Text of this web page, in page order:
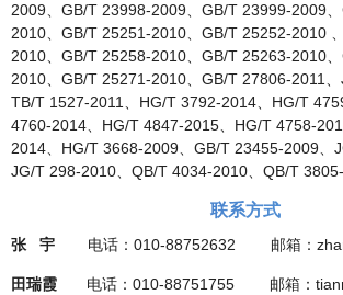
2009、GB/T 23998-2009、GB/T 23999-2009
2010、GB/T 25251-2010、GB/T 25252-2010
2010、GB/T 25258-2010、GB/T 25263-2010
2010、GB/T 25271-2010、GB/T 27806-2011、
TB/T 1527-2011、HG/T 3792-2014、HG/T
4760-2014、HG/T 4847-2015、HG/T 4758-
2014、HG/T 3668-2009、GB/T 23455-2009、
JG/T 298-2010、QB/T 4034-2010、QB/T 3805-
联系方式
张 宇 电话：010-88752632 邮箱：
田瑞霞 电话：010-88751755 邮箱：